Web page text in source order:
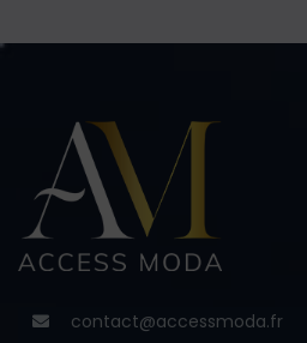
contact@accessmoda.fr